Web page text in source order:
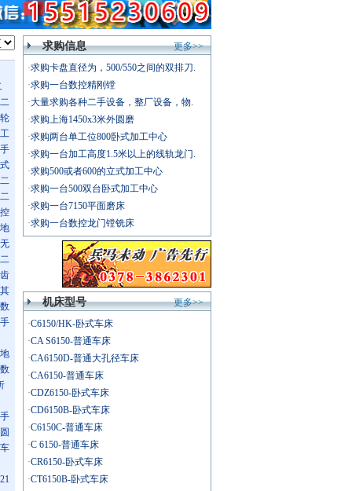
二
二
二
二
求购信息
更多>>
·求购卡盘直径为，500/550之间的双排刀.
·求购一台数控精刚镗
·大量求购各种二手设备，整厂设备，物.
·求购上海1450x3米外圆磨
·求购两台单工位800卧式加工中心
·求购一台加工高度1.5米以上的线轨龙门.
·求购500或者600的立式加工中心
·求购一台500双台卧式加工中心
·求购一台7150平面磨床
·求购一台数控龙门镗铣床
机床型号
更多>>
·C6150/HK-卧式车床
·CA S6150-普通车床
·CA6150D-普通大孔径车床
·CA6150-普通车床
·CDZ6150-卧式车床
·CD6150B-卧式车床
·C6150C-普通车床
·C 6150-普通车床
·CR6150-卧式车床
·CT6150B-卧式车床